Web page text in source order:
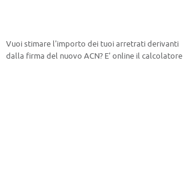
Vuoi stimare l'importo dei tuoi arretrati derivanti
dalla firma del nuovo ACN? E' online il calcolatore